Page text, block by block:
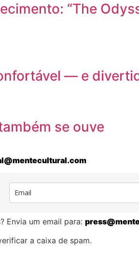
“The
— e
se ouve
Envia um email para:
a caixa de spam.